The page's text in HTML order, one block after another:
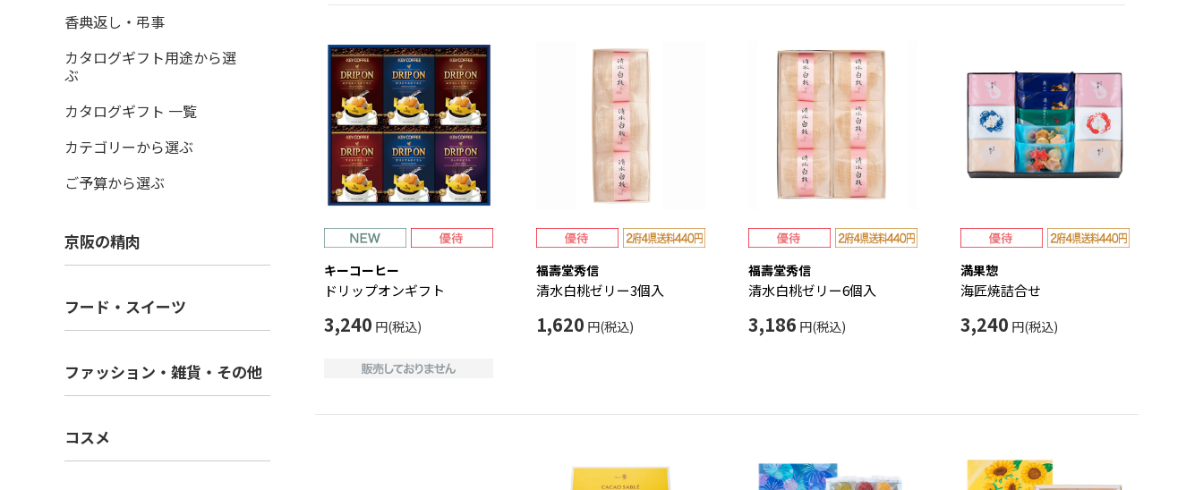
香典返し・弔事
カタログギフト用途から選
ぶ
カタログギフト 一覧
カテゴリーから選ぶ
ご予算から選ぶ
京阪の精肉
フード・スイーツ
ファッション・雑貨・その他
コスメ
キーコーヒー
ドリップオンギフト
3,240 円(税込)
福壽堂秀信
清水白桃ゼリー3個入
1,620 円(税込)
福壽堂秀信
清水白桃ゼリー6個入
3,186 円(税込)
満果惣
海匠焼詰合せ
3,240 円(税込)